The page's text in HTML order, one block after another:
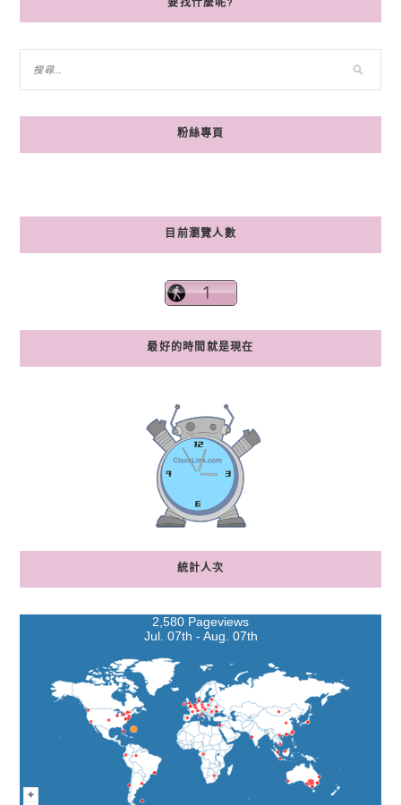
要找什麼呢?
粉絲專頁
目前瀏覽人數
最好的時間就是現在
統計人次
2,580 Pageviews
Jul. 07th - Aug. 07th